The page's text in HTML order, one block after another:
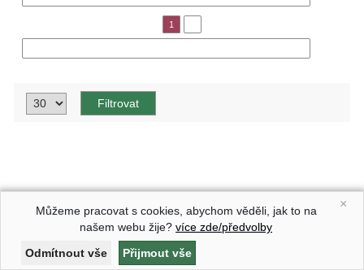
1
Astrophytum Z Jasenné
×
Můžeme pracovat s cookies, abychom věděli, jak to na
našem webu žije? více zde/předvolby